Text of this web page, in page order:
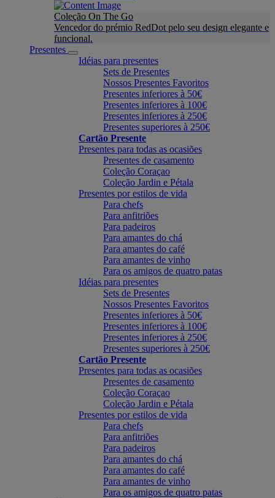
Coleção On The Go
Vencedor do prémio RedDot pelo seu design elegante e
funcional.
Presentes
Idéias para presentes
Sets de Presentes
Nossos Presentes Favoritos
Presentes inferiores à 50€
Presentes inferiores à 100€
Presentes inferiores à 250€
Presentes superiores à 250€
Cartão Presente
Presentes para todas as ocasiões
Presentes de casamento
Coleção Coraçao
Coleção Jardin e Pétala
Presentes por estilos de vida
Para chefs
Para anfitriões
Para padeiros
Para amantes do chá
Para amantes do café
Para amantes de vinho
Para os amigos de quatro patas
Idéias para presentes
Sets de Presentes
Nossos Presentes Favoritos
Presentes inferiores à 50€
Presentes inferiores à 100€
Presentes inferiores à 250€
Presentes superiores à 250€
Cartão Presente
Presentes para todas as ocasiões
Presentes de casamento
Coleção Coraçao
Coleção Jardin e Pétala
Presentes por estilos de vida
Para chefs
Para anfitriões
Para padeiros
Para amantes do chá
Para amantes do café
Para amantes de vinho
Para os amigos de quatro patas